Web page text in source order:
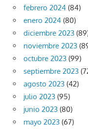
febrero 2024 (84)
enero 2024 (80)
diciembre 2023
noviembre 2023
octubre 2023 (99)
septiembre 2023
agosto 2023 (42)
julio 2023 (95)
junio 2023 (80)
mayo 2023 (67)